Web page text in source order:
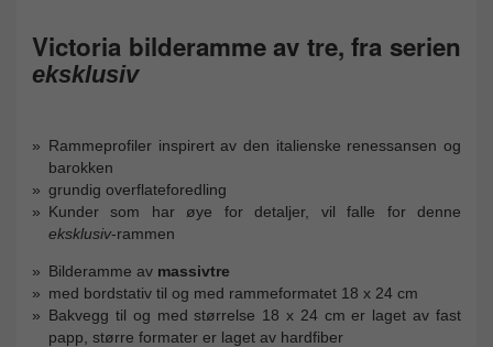
Victoria bilderamme av tre, fra serien
eksklusiv
Rammeprofiler inspirert av den italienske renessansen og
barokken
grundig overflateforedling
Kunder som har øye for detaljer, vil falle for denne
eksklusiv-rammen
Bilderamme av massivtre
med bordstativ til og med rammeformatet 18 x 24 cm
Bakvegg til og med størrelse 18 x 24 cm er laget av fast
papp, større formater er laget av hardfiber